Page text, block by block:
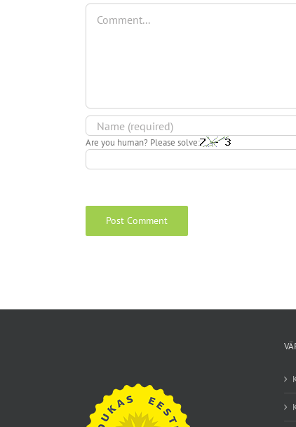
Comment
Are you human? Please solve: